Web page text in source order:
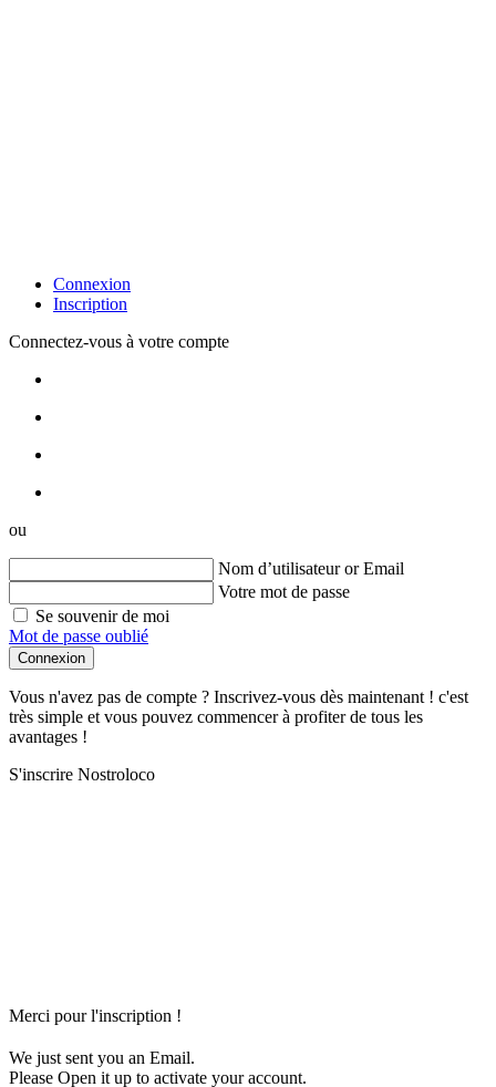
Connexion
Inscription
Connectez-vous à votre compte
ou
Nom d’utilisateur or Email
Votre mot de passe
Se souvenir de moi
Mot de passe oublié
Connexion
Vous n'avez pas de compte ? Inscrivez-vous dès maintenant ! c'est
très simple et vous pouvez commencer à profiter de tous les
avantages !
S'inscrire Nostroloco
Merci pour l'inscription !
We just sent you an Email.
Please Open it up to activate your account.